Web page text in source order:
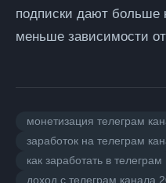
подписки дают больше
меньше зависимости
монетизация телеграм
заработок на телеграм
как заработать в телеграм
доход с телеграм канала